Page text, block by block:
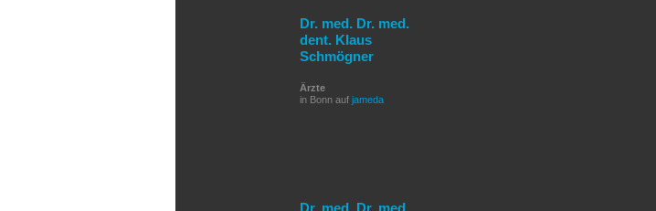
Dr. med. Dr. med.
dent. Klaus
Schmögner
Ärzte
in Bonn auf jameda
Dr. med. Dr. med.